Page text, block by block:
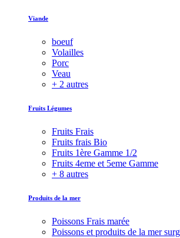
Viande
boeuf
Volailles
Porc
Veau
+ 2 autres
Fruits Légumes
Fruits Frais
Fruits frais Bio
Fruits 1ère Gamme 1/2
Fruits 4eme et 5eme Gamme
+ 8 autres
Produits de la mer
Poissons Frais marée
Poissons et produits de la mer